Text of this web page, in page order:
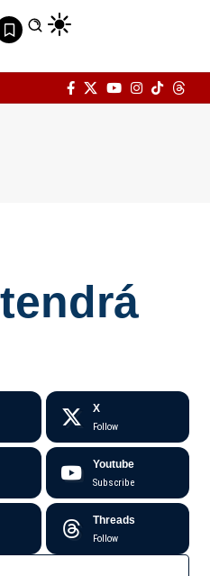
X
Follow
Youtube
Subscribe
Threads
Follow